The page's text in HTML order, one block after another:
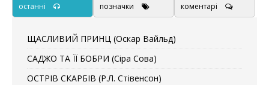
останні позначки коментарі
ЩАСЛИВИЙ ПРИНЦ (Оскар Вайльд)
САДЖО ТА ЇЇ БОБРИ (Сіра Сова)
ОСТРІВ СКАРБІВ (Р.Л. Стівенсон)